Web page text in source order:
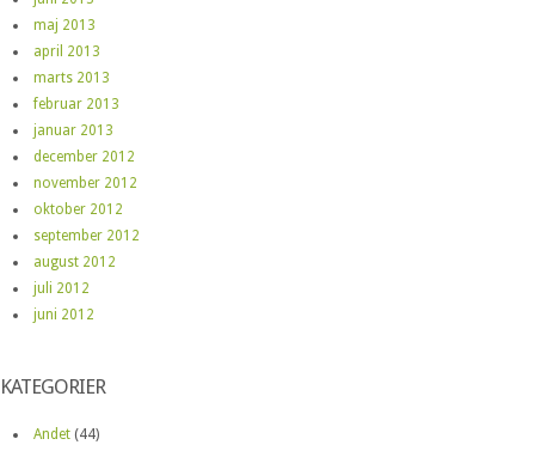
maj 2013
april 2013
marts 2013
februar 2013
januar 2013
december 2012
november 2012
oktober 2012
september 2012
august 2012
juli 2012
juni 2012
KATEGORIER
Andet (44)